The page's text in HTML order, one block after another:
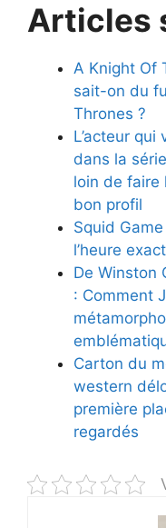
Articles
A Knight Of
sait-on du
Thrones ?
L’acteur qui
dans la
loin de faire
bon profil
Squid
l’heure
De Winston
: Comment
Carton du
western
première
regardés